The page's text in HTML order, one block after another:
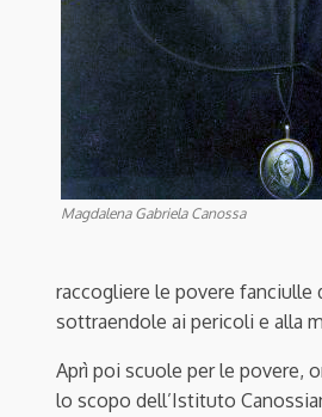
Magdalena Gabriela Canossa
raccogliere le povere fanciulle
sottraendole ai pericoli e alla
Aprì poi scuole per le povere,
lo scopo dell’Istituto